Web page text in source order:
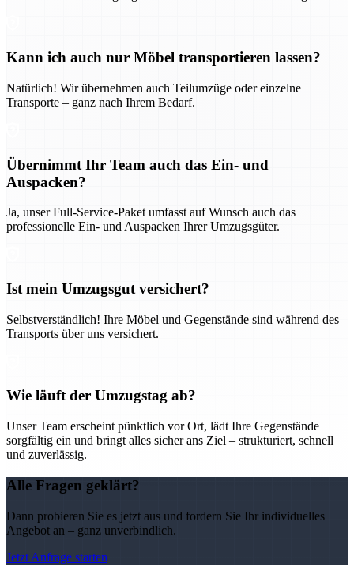
Kann ich auch nur Möbel transportieren lassen?
Natürlich! Wir übernehmen auch Teilumzüge oder einzelne
Transporte – ganz nach Ihrem Bedarf.
Übernimmt Ihr Team auch das Ein- und
Auspacken?
Ja, unser Full-Service-Paket umfasst auf Wunsch auch das
professionelle Ein- und Auspacken Ihrer Umzugsgüter.
Ist mein Umzugsgut versichert?
Selbstverständlich! Ihre Möbel und Gegenstände sind während des
Transports über uns versichert.
Wie läuft der Umzugstag ab?
Unser Team erscheint pünktlich vor Ort, lädt Ihre Gegenstände
sorgfältig ein und bringt alles sicher ans Ziel – strukturiert, schnell
und zuverlässig.
Alle Fragen geklärt?
Dann probieren Sie es jetzt aus und fordern Sie Ihr individuelles
Angebot an – ganz unverbindlich.
Jetzt Anfrage starten